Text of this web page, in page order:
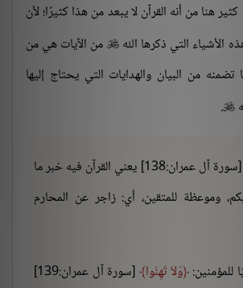
هنا من أنه القرآن لا يبعد من هذا كثيرًا؛ لأن
الأشياء التي ذكرها الله من الآيات هي من
من البيان والهدايات التي يحتاج إليها

.
[سورة آل عمران:138] يعني القرآن فيه خبر ما
وموعظة للمتقين، أي: زاجر عن المحارم
للمؤمنين: وَلاَ تَهِنُوا
[سورة آل عمران:139]